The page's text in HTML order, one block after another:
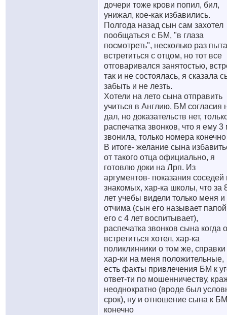
дочери тоже крови попил, бил,
унижал, кое-как избавились.
Полгода назад сын сам захотел
пообщаться с БМ, "в глаза
посмотреть", несколько раз
встретиться с отцом, но тот все
отговаривался занятостью,
так и не состоялась, я сказала
забыть и не лезть.
Хотели на лето сына отправить
учиться в Англию, БМ согласия
дал, но доказательств нет,
распечатка звонков, что я ему 3
звонила, только номера конечно
В итоге- желание сына
от такого отца официально, я
готовлю доки на Лрп. Из
аргументов- показания соседей
знакомых, хар-ка школы, что за
лет учебы видели только меня и
отчима (сын его называет
его с 4 лет воспитывает),
распечатка звонков сына когда
встретиться хотел, хар-ка
поликлинники о том же, справки
хар-ки на меня положительные,
есть факты привлечения БМ к
ответ-ти по мошенничеству,
неоднократно (вроде был
срок), ну и отношение сына к БМ
конечно